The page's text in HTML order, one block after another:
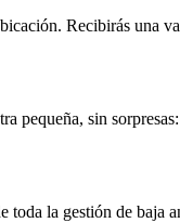
Recibirás una
sin
toda la gestión de baja